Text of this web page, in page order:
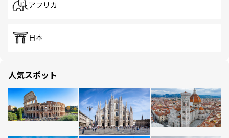
アフリカ
日本
人気スポット